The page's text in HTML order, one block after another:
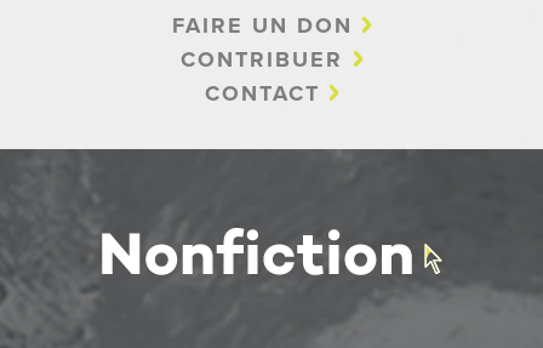
FAIRE UN DON
CONTRIBUER
CONTACT